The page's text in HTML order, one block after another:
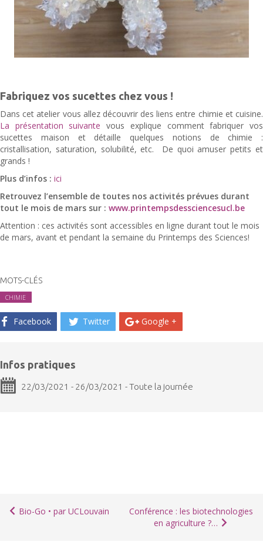
Fabriquez vos sucettes chez vous !
Dans cet atelier vous allez découvrir des liens entre chimie et cuisine.
La présentation suivante vous explique comment fabriquer vos
sucettes maison et détaille quelques notions de chimie :
cristallisation, saturation, solubilité, etc. De quoi amuser petits et
grands !
Plus d’infos : ici
Retrouvez l’ensemble de toutes nos activités prévues durant
tout le mois de mars sur : www.printempsdessciencesucl.be
Attention : ces activités sont accessibles en ligne durant tout le mois
de mars, avant et pendant la semaine du Printemps des Sciences!
MOTS-CLÉS
CHIMIE
Facebook Twitter Google +
Infos pratiques
22/03/2021 - 26/03/2021 - Toute la journée
Bio-Go • par UCLouvain
Conférence : les biotechnologies
en agriculture ?…